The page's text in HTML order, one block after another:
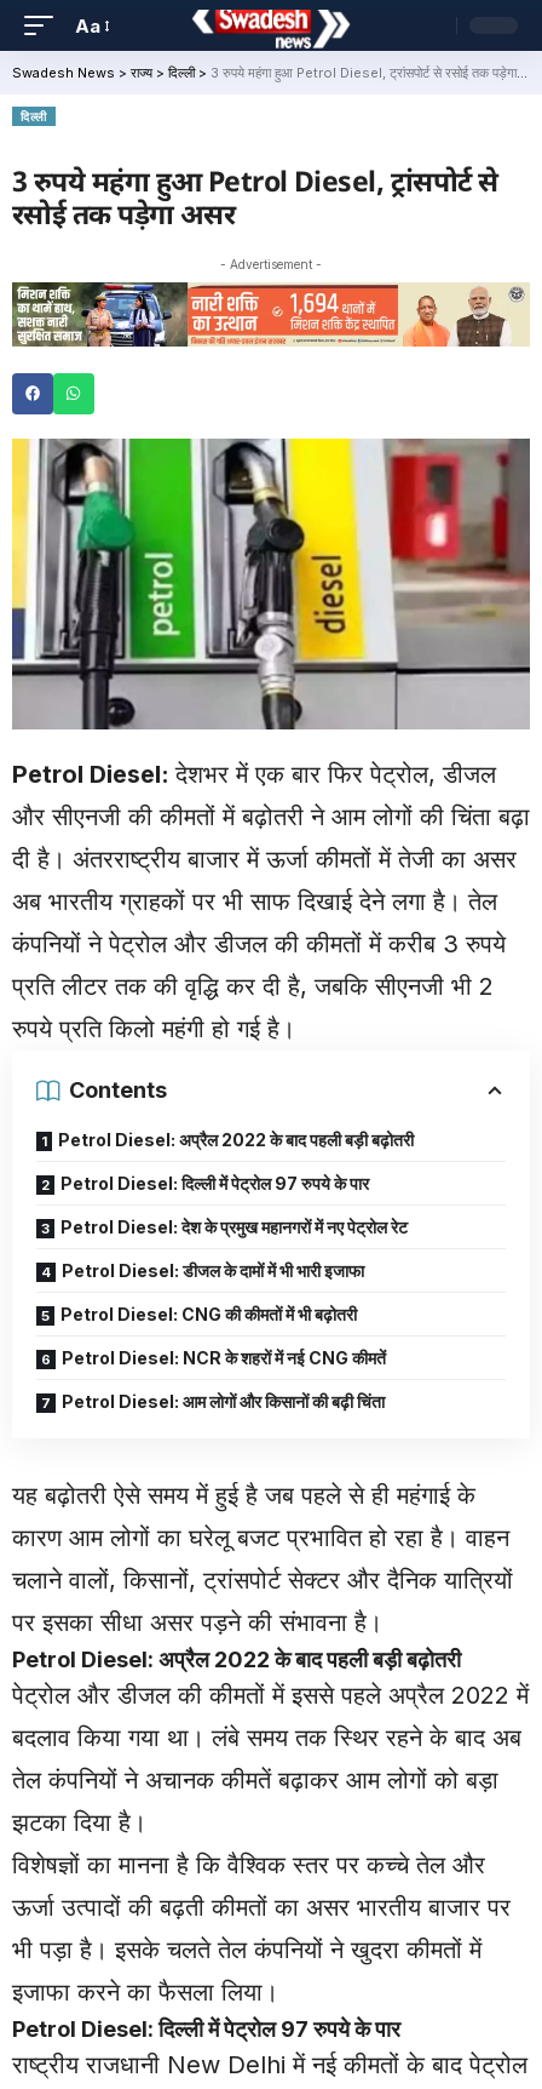
Aa
Swadesh News > राज्य> दिल्ली> 3 रुपये महंगा हुआ Petrol Diesel, ट्रांसपोर्ट से रसोई तक पड़ेगा असर
दिल्ली
3 रुपये महंगा हुआ Petrol Diesel, ट्रांसपोर्ट से
रसोई तक पड़ेगा असर
- Advertisement -
Petrol Diesel:देशभर में एक बार फिर पेट्रोल, डीजल
और सीएनजी की कीमतों में बढ़ोतरी ने आम लोगों की चिंता बढ़ा
दी है। अंतरराष्ट्रीय बाजार में ऊर्जा कीमतों में तेजी का असर
अब भारतीय ग्राहकों पर भी साफ दिखाई देने लगा है। तेल
कंपनियों ने पेट्रोल और डीजल की कीमतों में करीब 3 रुपये
प्रति लीटर तक की वृद्धि कर दी है, जबकि सीएनजी भी 2
रुपये प्रति किलो महंगी हो गई है।
Contents
Petrol Diesel: अप्रैल 2022 के बाद पहली बड़ी बढ़ोतरी
Petrol Diesel: दिल्ली में पेट्रोल 97 रुपये के पार
Petrol Diesel: देश के प्रमुख महानगरों में नए पेट्रोल रेट
Petrol Diesel: डीजल के दामों में भी भारी इजाफा
Petrol Diesel: CNG की कीमतों में भी बढ़ोतरी
Petrol Diesel: NCR के शहरों में नई CNG कीमतें
Petrol Diesel: आम लोगों और किसानों की बढ़ी चिंता
यह बढ़ोतरी ऐसे समय में हुई है जब पहले से ही महंगाई के
कारण आम लोगों का घरेलू बजट प्रभावित हो रहा है। वाहन
चलाने वालों, किसानों, ट्रांसपोर्ट सेक्टर और दैनिक यात्रियों
पर इसका सीधा असर पड़ने की संभावना है।
Petrol Diesel: अप्रैल 2022 के बाद पहली बड़ी बढ़ोतरी
पेट्रोल और डीजल की कीमतों में इससे पहले अप्रैल 2022 में
बदलाव किया गया था। लंबे समय तक स्थिर रहने के बाद अब
तेल कंपनियों ने अचानक कीमतें बढ़ाकर आम लोगों को बड़ा
झटका दिया है।
विशेषज्ञों का मानना है कि वैश्विक स्तर पर कच्चे तेल और
ऊर्जा उत्पादों की बढ़ती कीमतों का असर भारतीय बाजार पर
भी पड़ा है। इसके चलते तेल कंपनियों ने खुदरा कीमतों में
इजाफा करने का फैसला लिया।
Petrol Diesel: दिल्ली में पेट्रोल 97 रुपये के पार
राष्ट्रीय राजधानी New Delhi में नई कीमतों के बाद पेट्रोल